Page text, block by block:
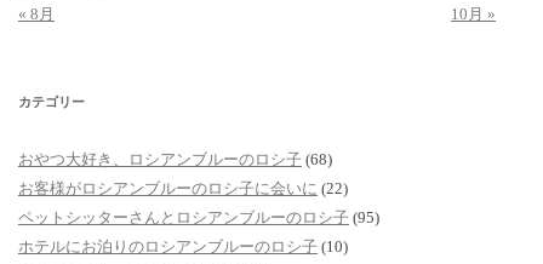
« 8月
10月 »
カテゴリー
おやつ大好き、ロシアンブルーのロシ子 (68)
お客様がロシアンブルーのロシ子に会いに (22)
ペットシッターさんとロシアンブルーのロシ子 (95)
ホテルにお泊りのロシアンブルーのロシ子 (10)